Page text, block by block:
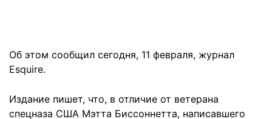
Об этом сообщил сегодня, 11 февраля, журнал
Esquire.
Издание пишет, что, в отличие от ветерана
спецназа США Мэтта Биссоннетта, написавшего